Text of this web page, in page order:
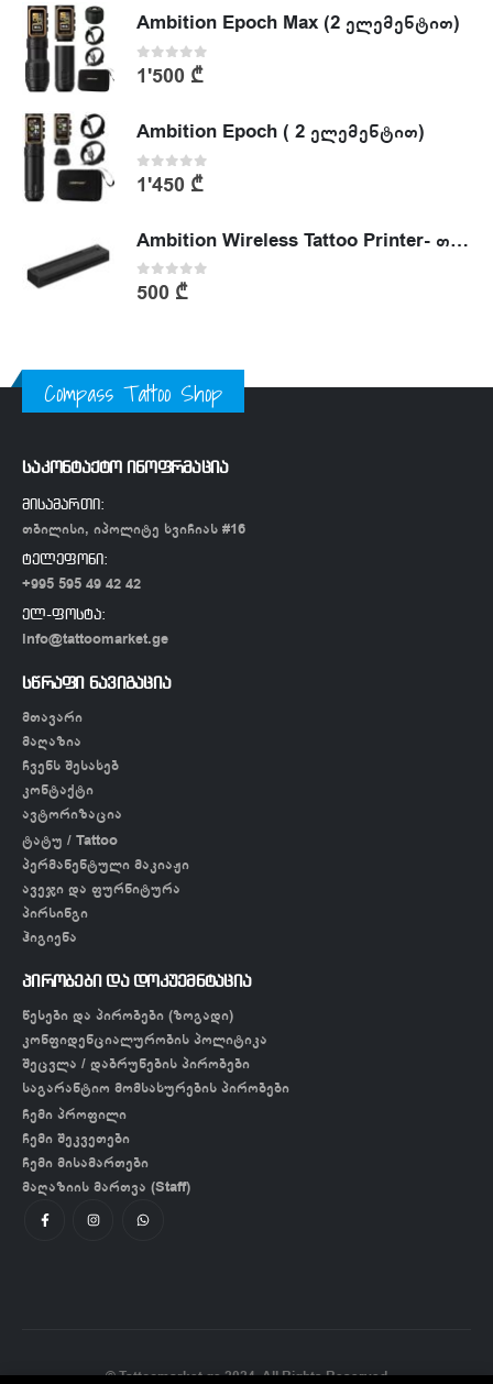
Ambition Epoch Max (2 ელემენტით)
0out of 5
1'500 ₾
Ambition Epoch ( 2 ელემენტით)
0out of 5
1'450 ₾
Ambition Wireless Tattoo Printer- თერმული პრინტერი
0out of 5
500 ₾
Compass Tattoo Shop
საკონტაქტო ინოფრმაცია
მისამართი:
თბილისი, იპოლიტე ხვიჩიას #16
ტელეფონი:
+995 595 49 42 42
ელ-ფოსტა:
info@tattoomarket.ge
სწრაფი ნავიგაცია
მთავარი
მაღაზია
ჩვენს შესახებ
კონტაქტი
ავტორიზაცია
ტატუ / Tattoo
პერმანენტული მაკიაჟი
ავეჯი და ფურნიტურა
პირსინგი
ჰიგიენა
პირობები და დოკუემნტაცია
წესები და პირობები (ზოგადი)
კონფიდენციალურობის პოლიტიკა
შეცვლა / დაბრუნების პირობები
საგარანტიო მომსახურების პირობები
ჩემი პროფილი
ჩემი შეკვეთები
ჩემი მისამართები
მაღაზიის მართვა (Staff)
© Tattoomarket.ge 2024. All Rights Reserved